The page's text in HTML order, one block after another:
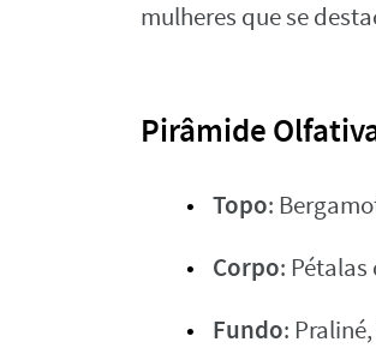
mulheres que se
Pirâmide
Topo:
Corpo:
Fundo: